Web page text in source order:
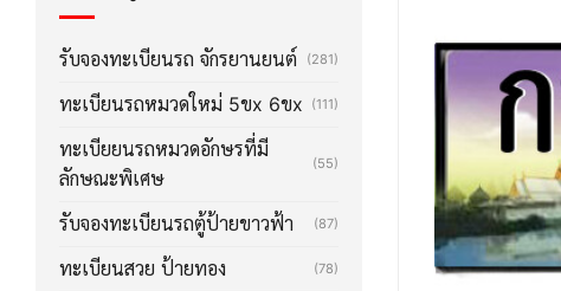
รับจองทะเบียนรถ จักรยานยนต์ (281)
ทะเบียนรถหมวดใหม่ 5ขx 6ขx (111)
ทะเบียยนรถหมวดอักษรที่มี
ลักษณะพิเศษ
(55)
รับจองทะเบียนรถตู้ป้ายขาวฟ้า (87)
ทะเบียนสวย ป้ายทอง (78)